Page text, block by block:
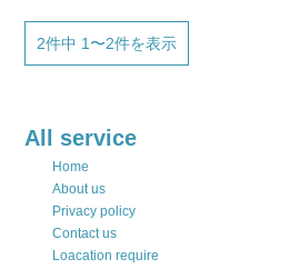
2件中 1〜2件を表示
All service
Home
About us
Privacy policy
Contact us
Loacation require